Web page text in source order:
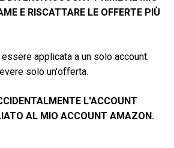
E RISCATTARE LE OFFERTE PIÙ
applicata a un solo account.
solo un'offerta.
L'ACCOUNT
AL MIO ACCOUNT AMAZON.